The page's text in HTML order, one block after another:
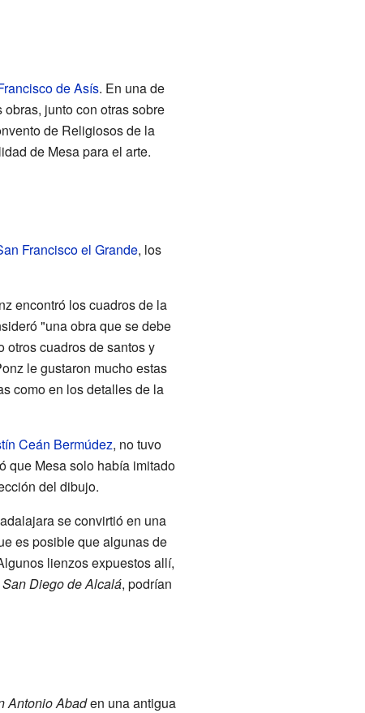
de Asís. En una de
junto con otras sobre
de Religiosos de la
de Mesa para el arte.
Francisco el Grande, los
encontró los cuadros de la
"una obra que se debe
otros cuadros de santos y
le gustaron mucho estas
como en los detalles de la
Ceán Bermúdez, no tuvo
que Mesa solo había imitado
del dibujo.
se convirtió en una
es posible que algunas de
lienzos expuestos allí,
San Diego de Alcalá, podrían
Antonio Abaden una antigua